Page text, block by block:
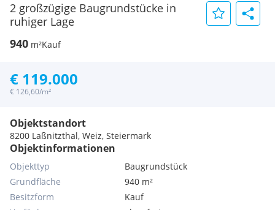
2 großzügige Baugrundstücke in
ruhiger Lage
940 m²Kauf
€ 119.000
€ 126,60/m²
Objektstandort
8200 Laßnitzthal, Weiz, Steiermark
Objektinformationen
Objekttyp
Baugrundstück
Grundfläche
940 m²
Besitzform
Kauf